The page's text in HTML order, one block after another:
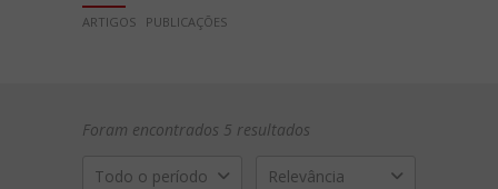
ARTIGOS
PUBLICAÇÕES
Foram encontrados 5 resultados
Todo o período Relevância